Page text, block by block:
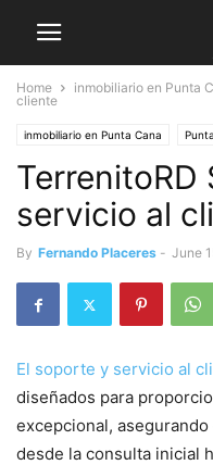
Home inmobiliario en Punta
cliente
inmobiliario en Punta Cana
Punta Cana tours virtuales
TerrenitoRD
servicio al
By Fernando Placeres - June
El soporte y servicio al
diseñados para
excepcional,
desde la consulta inicial